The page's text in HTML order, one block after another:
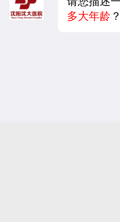
多大年龄 ？